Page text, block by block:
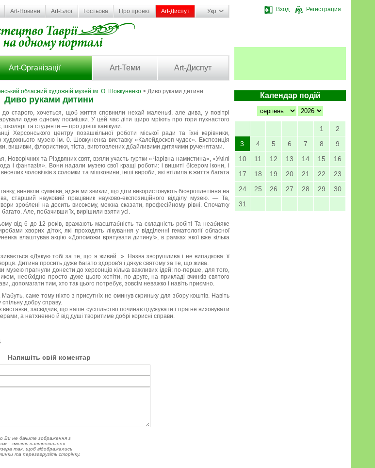
Вход Регистрация
Art-Новини Art-Блог Гостьова Про проект Art-Диспут Укр
Art-Організації Art-Теми Art-Диспут
Календар подій
1
2
3
4 5 6 7 8
9
10
11 12 13 14 15
16
17
18 19 20 21 22
23
24
25 26 27 28 29
30
31
обласний художній музей ім. О. Шовкуненко > Диво руками дитини
Диво руками дитини
старого, хочеться, щоб життя сповнили нехай маленькі, але дива, у повітрі
одне одному посмішки. У цей час діти щиро мріють про гори пухнастого
школярі та студенти — про довші канікули.
Херсонського центру позашкільної роботи міської ради та їхні керівники,
музею ім. 0. Шовкуненка виставку «Калейдоскоп чудес». Експозиція
вишивки, флористики, тіста, виготовлених дбайливими дитячими рученятами.
Новорічних та Різдвяних свят, взяли участь гуртки «Чарівна намистина», «Умілі
і фантазія». Вони надали музею свої кращі роботи: і вишиті бісером ікони, і
веселих чоловічків з соломки та мішковини, інші вироби, які втілила в життя багата
виникли сумніви, адже ми звикли, що діти використовують бісероплетіння на
старший науковий працівник науково-експозиційного відділу музею. — Та,
зроблені на досить високому, можна сказати, професійному рівні. Спочатку
Але, побачивши їх, вирішили взяти усі.
від 6 до 12 років, вражають масштабність та складність робіт! Та неабияке
хворих діток, які проходять лікування у відділенні гематології обласної
влаштував акцію «Допоможи врятувати дитину!», в рамках якої вже кілька
«Дякую тобі за те, що я живий...». Назва зворушлива і не випадкова: її
Дитина просить дуже багато здоров'я і дякує святому за те, що жива.
музею прагнули донести до херсонців кілька важливих ідей: по-перше, для того,
необхідно просто дуже цього хотіти, по-друге, на прикладі вчинків святого
допомагати тим, хто так цього потребує, зовсім неважко і навіть приємно.
саме тому ніхто з присутніх не оминув скриньку для збору коштів. Навіть
добру справу.
засвідчив, що наше суспільство починає одужувати і прагне виховувати
а натхненно й від душі творитиме добрі корисні справи.
Напишіть свій коментар
Ви не бачите зображення з
- змініть настроювання
так, щоб відображались
та перезагрузіть сторінку.